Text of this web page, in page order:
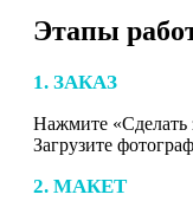
Этапы
1. ЗАКАЗ
Нажмите «Сделать
Загрузите
2. МАКЕТ